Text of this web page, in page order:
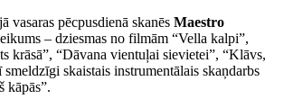
vasaras pēcpusdienā skanēs Maestro
– dziesmas no filmām “Vella kalpi”,
krāsā”, “Dāvana vientuļai sievietei”, “Klāvs,
skaistais instrumentālais skaņdarbs
kāpās”.